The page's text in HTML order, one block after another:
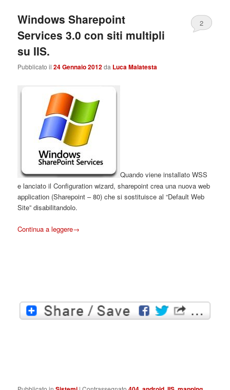
Windows Sharepoint
Services 3.0 con siti multipli
su IIS.
Pubblicato il24 Gennaio 2012da Luca Malatesta
2
Quando viene installato WSS
e lanciato il Configuration wizard, sharepoint crea una nuova web
application (Sharepoint – 80) che si sostituisce al “Default Web
Site” disabilitandolo.
Continua a leggere→